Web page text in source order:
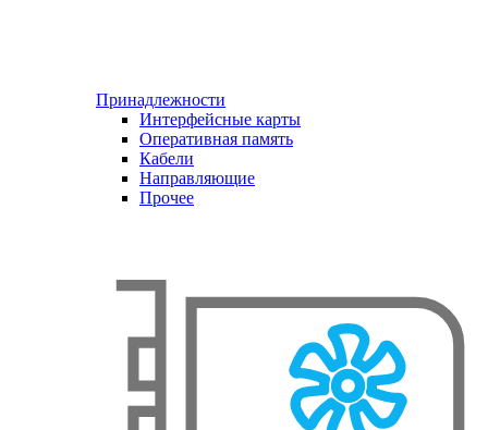
Принадлежности
Интерфейсные карты
Оперативная память
Кабели
Направляющие
Прочее